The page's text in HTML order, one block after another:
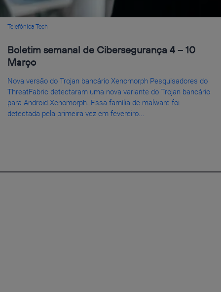
Telefónica Tech
Boletim semanal de Cibersegurança 4 – 10
Março
Nova versão do Trojan bancário Xenomorph Pesquisadores do
ThreatFabric detectaram uma nova variante do Trojan bancário
para Android Xenomorph. Essa família de malware foi
detectada pela primeira vez em fevereiro...